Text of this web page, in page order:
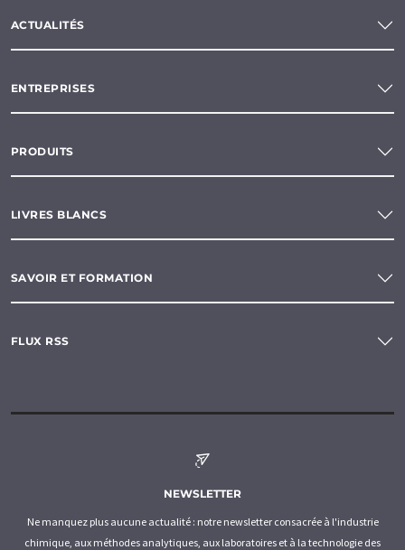
ACTUALITÉS
ENTREPRISES
PRODUITS
LIVRES BLANCS
SAVOIR ET FORMATION
FLUX RSS
NEWSLETTER
Ne manquez plus aucune actualité : notre newsletter consacrée à l'industrie
chimique, aux méthodes analytiques, aux laboratoires et à la technologie des